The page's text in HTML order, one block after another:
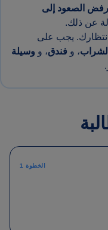
رفض الصعود إلى
عن ذلك.
انتظارك. يجب على
، و فندق، و وسيلة
الخطوة 1